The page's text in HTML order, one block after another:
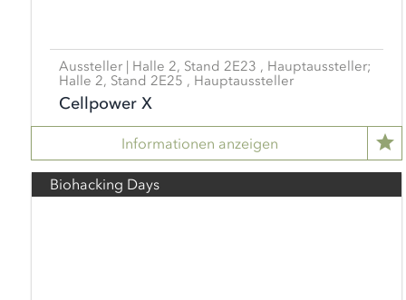
Aussteller | Halle 2, Stand 2E23 , Hauptaussteller;
Halle 2, Stand 2E25 , Hauptaussteller
Cellpower X
Informationen anzeigen
Biohacking Days